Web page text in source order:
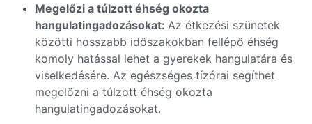
Megelőzi a túlzott éhség okozta
hangulatingadozásokat: Az étkezési szünetek
közötti hosszabb időszakokban fellépő éhség
komoly hatással lehet a gyerekek hangulatára és
viselkedésére. Az egészséges tízórai segíthet
megelőzni a túlzott éhség okozta
hangulatingadozásokat.